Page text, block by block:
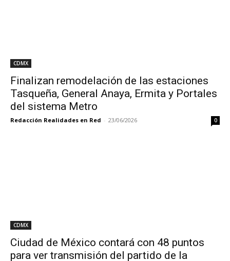
CDMX
Finalizan remodelación de las estaciones
Tasqueña, General Anaya, Ermita y Portales
del sistema Metro
Redacción Realidades en Red - 23/06/2026 0
CDMX
Ciudad de México contará con 48 puntos
para ver transmisión del partido de la